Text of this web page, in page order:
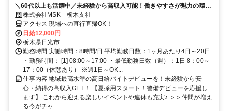
＼60代以上も活躍中／未経験から高収入可能！働きやすさが魅力の環境
で警備員デビューをしませんか！【月収24万円可能！日払いもOK！】
勤務3日前迄シフト申請が可能です！週1日～・短期もOK！あなたのラ
イフスタイルに合わせてお仕事しませんか！未経験者大歓迎！年代幅広
く活躍しています。
株式会社MSK 栃木支社
アクセス 現場への直行直帰OK！
日給12,000円
栃木県日光市
勤務時間 実働時間：8時間/日 平均勤務日数：1ヶ月あたり4日～20日
・勤務時間： [1] 08:00～17:00 ・最低勤務日数（週）：1日 8：00～
17：00（休憩あり） ※週1日～OK...
仕事内容 地域最高水準の高日給バイトデビューを！未経験から安
心・納得の高収入GET！ 【夏採用スタート！警備デビューを応援し
ます】 これから迎える楽しいイベントや連休も充実♪ ＞＞仲間が増え
る今がチャ...